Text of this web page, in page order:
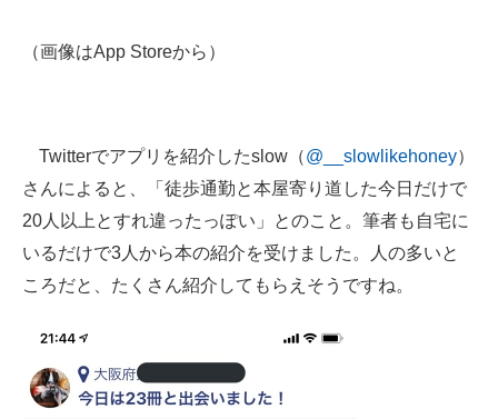
（画像はApp Storeから）
Twitterでアプリを紹介したslow（@__slowlikehoney）
さんによると、「徒歩通勤と本屋寄り道した今日だけで
20人以上とすれ違ったっぽい」とのこと。筆者も自宅に
いるだけで3人から本の紹介を受けました。人の多いと
ころだと、たくさん紹介してもらえそうですね。